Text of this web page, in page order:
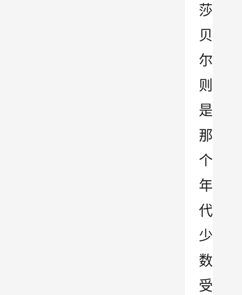
莎
贝
尔
则
是
那
个
年
代
少
数
受